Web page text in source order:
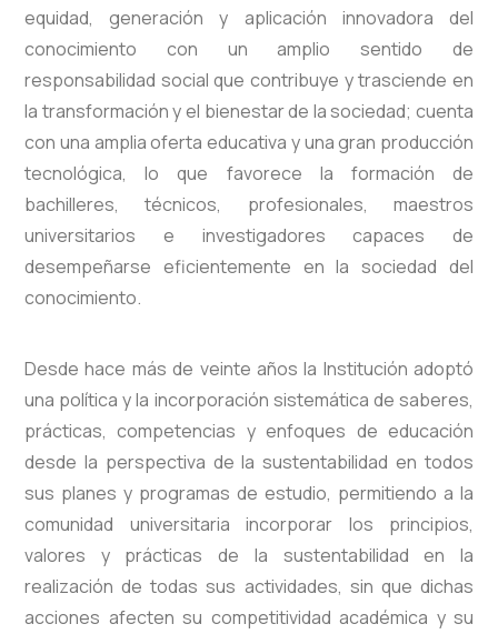
equidad, generación y aplicación innovadora del
conocimiento con un amplio sentido de
responsabilidad social que contribuye y trasciende en
la transformación y el bienestar de la sociedad; cuenta
con una amplia oferta educativa y una gran producción
tecnológica, lo que favorece la formación de
bachilleres, técnicos, profesionales, maestros
universitarios e investigadores capaces de
desempeñarse eficientemente en la sociedad del
conocimiento.
Desde hace más de veinte años la Institución adoptó
una política y la incorporación sistemática de saberes,
prácticas, competencias y enfoques de educación
desde la perspectiva de la sustentabilidad en todos
sus planes y programas de estudio, permitiendo a la
comunidad universitaria incorporar los principios,
valores y prácticas de la sustentabilidad en la
realización de todas sus actividades, sin que dichas
acciones afecten su competitividad académica y su